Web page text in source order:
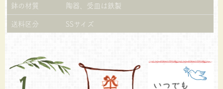
鉢の材質
陶器、受皿は鉄製
送料区分
SSサイズ